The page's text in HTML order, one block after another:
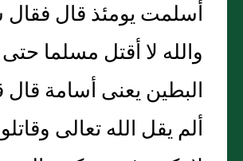
أسلمت يومئذ قال فقال
والله لا أقتل مسلما
البطين يعنى أسامة
ألم يقل الله تعالى